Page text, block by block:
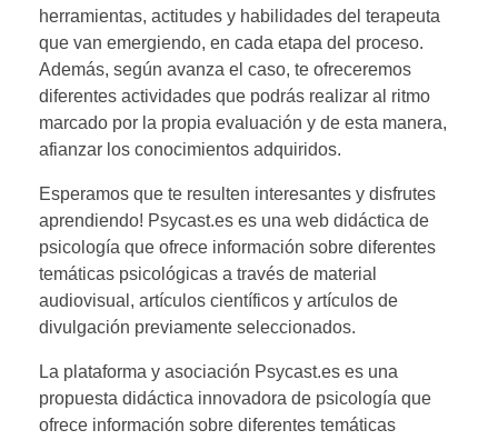
herramientas, actitudes y habilidades del terapeuta
que van emergiendo, en cada etapa del proceso.
Además, según avanza el caso, te ofreceremos
diferentes actividades que podrás realizar al ritmo
marcado por la propia evaluación y de esta manera,
afianzar los conocimientos adquiridos.
Esperamos que te resulten interesantes y disfrutes
aprendiendo! Psycast.es es una web didáctica de
psicología que ofrece información sobre diferentes
temáticas psicológicas a través de material
audiovisual, artículos científicos y artículos de
divulgación previamente seleccionados.
La plataforma y asociación Psycast.es es una
propuesta didáctica innovadora de psicología que
ofrece información sobre diferentes temáticas